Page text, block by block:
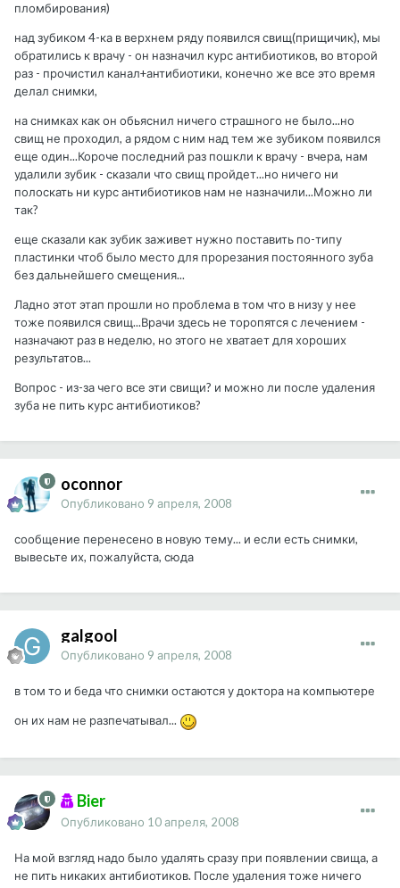
пломбирования)
над зубиком 4-ка в верхнем ряду появился свищ(прищичик), мы
обратились к врачу - он назначил курс антибиотиков, во второй
раз - прочистил канал+антибиотики, конечно же все это время
делал снимки,
на снимках как он обьяснил ничего страшного не было...но
свищ не проходил, а рядом с ним над тем же зубиком появился
еще один...Короче последний раз пошкли к врачу - вчера, нам
удалили зубик - сказали что свищ пройдет...но ничего ни
полоскать ни курс антибиотиков нам не назначили...Можно ли
так?
еще сказали как зубик заживет нужно поставить по-типу
пластинки чтоб было место для прорезания постоянного зуба
без дальнейшего смещения...
Ладно этот этап прошли но проблема в том что в низу у нее
тоже появился свищ...Врачи здесь не торопятся с лечением -
назначают раз в неделю, но этого не хватает для хороших
результатов...
Вопрос - из-за чего все эти свищи? и можно ли после удаления
зуба не пить курс антибиотиков?
oconnor
Опубликовано 9 апреля, 2008
сообщение перенесено в новую тему... и если есть снимки,
вывесьте их, пожалуйста, сюда
galgool
Опубликовано 9 апреля, 2008
в том то и беда что снимки остаются у доктора на компьютере
он их нам не разпечатывал...
Bier
Опубликовано 10 апреля, 2008
На мой взгляд надо было удалять сразу при появлении свища, а
не пить никаких антибиотиков. После удаления тоже ничего